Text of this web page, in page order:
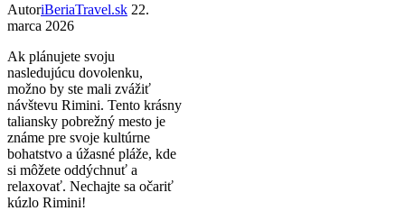
AutoriBeriaTravel.sk 22.
marca 2026
Ak plánujete svoju
nasledujúcu dovolenku,
možno by ste mali zvážiť
návštevu Rimini. Tento krásny
taliansky pobrežný mesto je
známe pre svoje kultúrne
bohatstvo a úžasné pláže, kde
si môžete oddýchnuť a
relaxovať. Nechajte sa očariť
kúzlo Rimini!